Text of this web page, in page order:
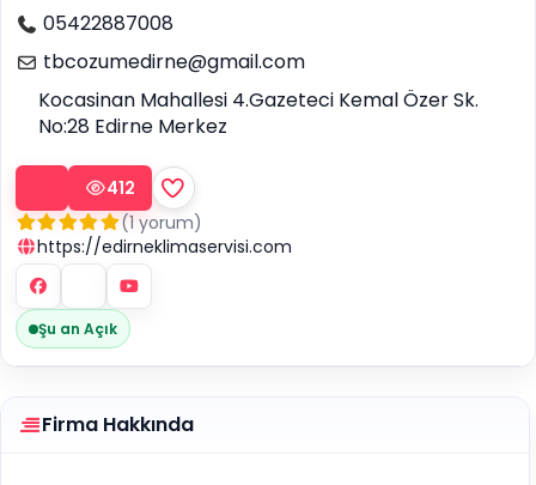
05422887008
tbcozumedirne@gmail.com
Kocasinan Mahallesi 4.Gazeteci Kemal Özer Sk.
No:28 Edirne Merkez
412
(1 yorum)
https://edirneklimaservisi.com
Şu an Açık
Firma Hakkında